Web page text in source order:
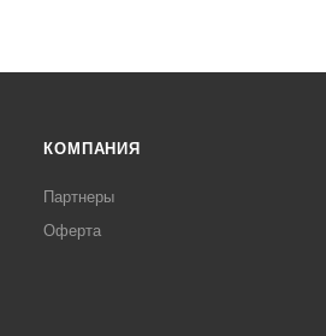
КОМПАНИЯ
Партнеры
Оферта